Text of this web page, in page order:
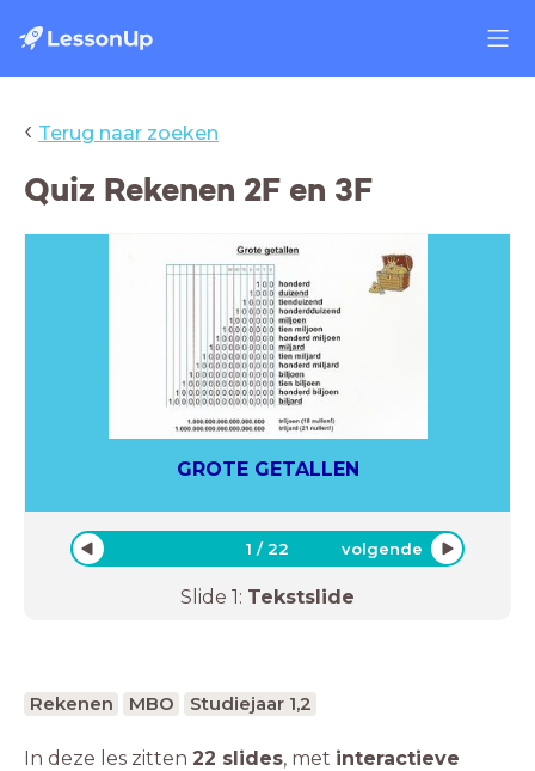
‹ Terug naar zoeken
Quiz Rekenen 2F en 3F
GROTE GETALLEN
1 /22 volgende
Slide 1: Tekstslide
Rekenen MBO Studiejaar 1,2
In deze les zitten 22 slides, met interactieve